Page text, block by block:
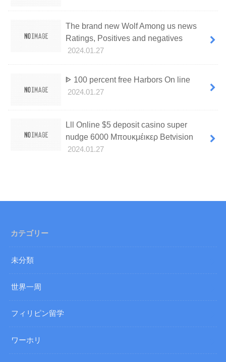
The brand new Wolf Among us news
Ratings, Positives and negatives
2024.01.27
ᐈ 100 percent free Harbors On line
2024.01.27
Lll Online $5 deposit casino super
nudge 6000 Μπουκμέικερ Betvision
2024.01.27
カテゴリー
未分類
世界一周
フィリピン留学
ワーホリ